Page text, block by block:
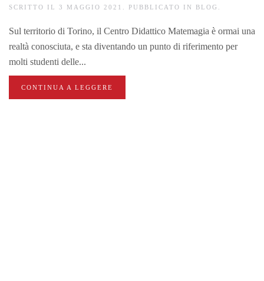
SCRITTO IL 3 MAGGIO 2021 . PUBBLICATO IN BLOG
Sul territorio di Torino, il Centro Didattico Matemagia è ormai una
realtà conosciuta, e sta diventando un punto di riferimento per
molti studenti delle...
CONTINUA A LEGGERE